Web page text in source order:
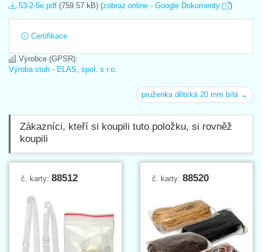
53-2-5e.pdf (759.57 kB) (zobraz online - Google Dokumenty )
Certifikace
Výrobce (GPSR):
Výroba stuh - ELAS, spol. s r.o.
pruženka dětská 20 mm bílá →
Zákazníci, kteří si koupili tuto položku, si rovněž
koupili
č. karty: 88512 č. karty: 88520